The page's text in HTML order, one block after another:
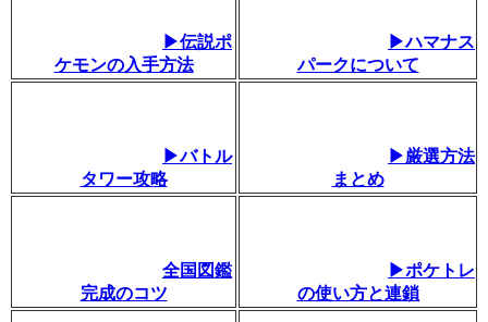
▶伝説ポ
ケモンの入手方法
▶ハマナス
パークについて
▶バトル
タワー攻略
▶厳選方法
まとめ
全国図鑑
完成のコツ
▶ポケトレ
の使い方と連鎖